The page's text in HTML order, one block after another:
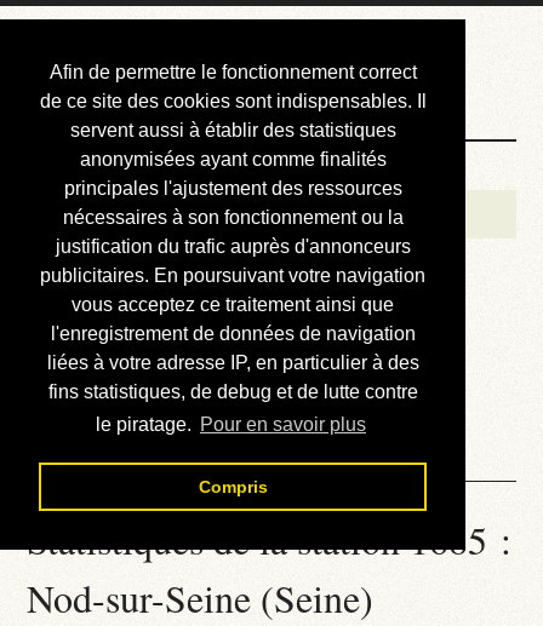
Afin de permettre le fonctionnement correct
de ce site des cookies sont indispensables. Il
servent aussi à établir des statistiques
anonymisées ayant comme finalités
principales l'ajustement des ressources
nécessaires à son fonctionnement ou la
justification du trafic auprès d'annonceurs
publicitaires. En poursuivant votre navigation
vous acceptez ce traitement ainsi que
l'enregistrement de données de navigation
liées à votre adresse IP, en particulier à des
fins statistiques, de debug et de lutte contre
le piratage. Pour en savoir plus
Compris
Courbis, « LE »
Blog Officiel
Bienvenue
Réalisations
Divers (et d’été)
Annonces
Liens externes
Téléchargement
Contact
Statistiques de la station 1685 :
Nod-sur-Seine (Seine)